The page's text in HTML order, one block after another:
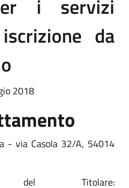
i servizi
da
2018
- via Casola 32/A, 54014
del Titolare: